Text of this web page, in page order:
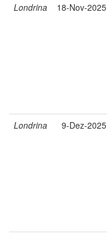
Londrina 18-Nov-2025
Londrina 9-Dez-2025